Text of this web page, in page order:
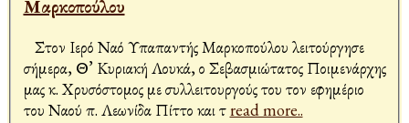
Μαρκοπούλου
Στον Ιερό Ναό Υπαπαντής Μαρκοπούλου λειτούργησε
σήμερα, Θ’ Κυριακή Λουκά, ο Σεβασμιώτατος Ποιμενάρχης
μας κ. Χρυσόστομος με συλλειτουργούς του τον εφημέριο
του Ναού π. Λεωνίδα Πίττο και τread more..